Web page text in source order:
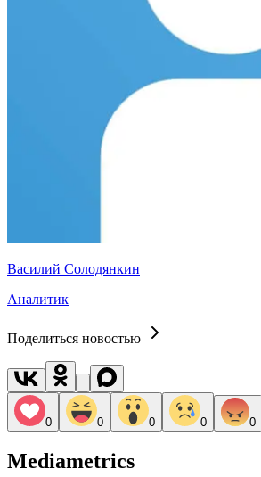
Василий Солодянкин
Аналитик
Поделиться новостью
0 0 0 0 0
Mediametrics